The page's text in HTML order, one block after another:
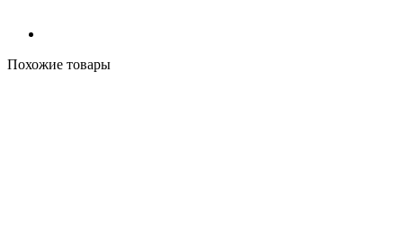
Похожие товары